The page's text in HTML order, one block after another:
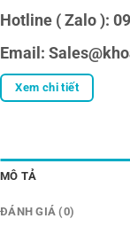
Hotline ( Zalo ):
Email:
Xem chi tiết
MÔ TẢ
ĐÁNH GIÁ (0)